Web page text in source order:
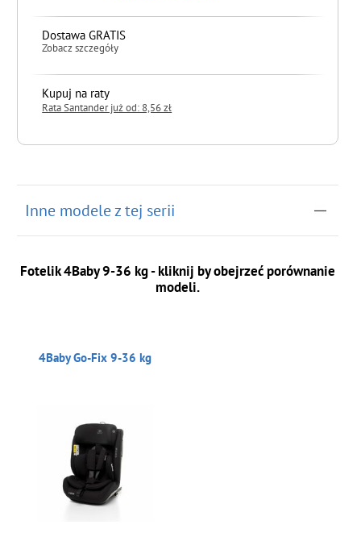
Dostawa GRATIS
Zobacz szczegóły
Kupuj na raty
Rata Santander już od: 8,56 zł
Inne modele z tej serii
Fotelik 4Baby 9-36 kg - kliknij by obejrzeć porównanie
modeli.
4Baby Go-Fix 9-36 kg